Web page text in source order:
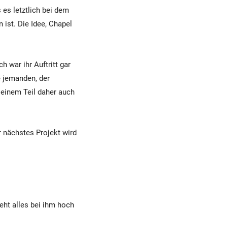
es letztlich bei dem
ist. Die Idee, Chapel
war ihr Auftritt gar
der
Teil daher auch
nächstes Projekt wird
alles bei ihm hoch